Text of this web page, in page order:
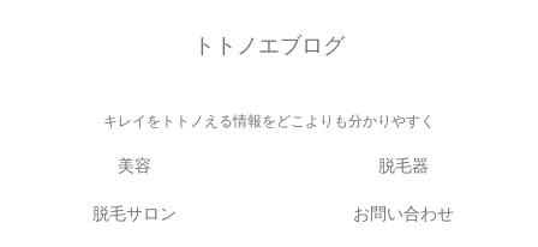
トトノエブログ
キレイをトトノえる情報をどこよりも分かりやすく
美容
脱毛器
脱毛サロン
お問い合わせ